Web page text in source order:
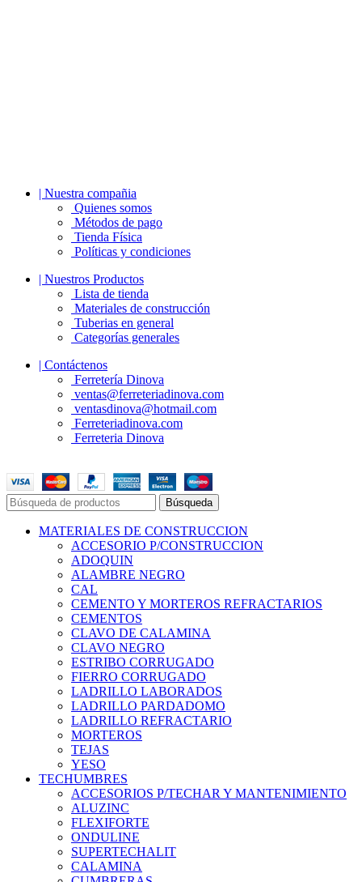
| Nuestra compañia
Quienes somos
Métodos de pago
Tienda Física
Políticas y condiciones
| Nuestros Productos
Lista de tienda
Materiales de construcción
Tuberias en general
Categorías generales
| Contáctenos
Ferretería Dinova
ventas@ferreteriadinova.com
ventasdinova@hotmail.com
Ferreteriadinova.com
Ferreteria Dinova
Búsqueda
MATERIALES DE CONSTRUCCION
ACCESORIO P/CONSTRUCCION
ADOQUIN
ALAMBRE NEGRO
CAL
CEMENTO Y MORTEROS REFRACTARIOS
CEMENTOS
CLAVO DE CALAMINA
CLAVO NEGRO
ESTRIBO CORRUGADO
FIERRO CORRUGADO
LADRILLO LABORADOS
LADRILLO PARDADOMO
LADRILLO REFRACTARIO
MORTEROS
TEJAS
YESO
TECHUMBRES
ACCESORIOS P/TECHAR Y MANTENIMIENTO
ALUZINC
FLEXIFORTE
ONDULINE
SUPERTECHALIT
CALAMINA